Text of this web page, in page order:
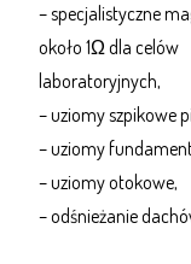
– specjalistyczne
około 1Ω dla celów
laboratoryjnych,
– uziomy szpikowe
– uziomy
– uziomy otokowe,
– odśnieżanie